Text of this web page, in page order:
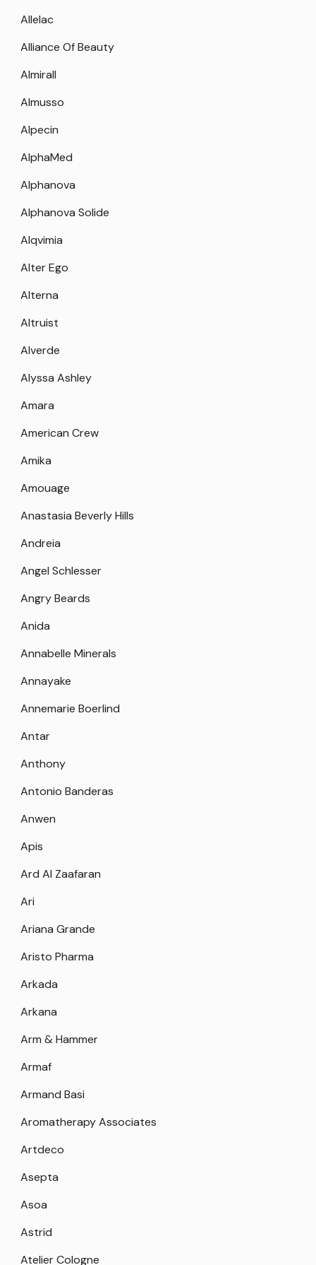
Allelac
Alliance Of Beauty
Almirall
Almusso
Alpecin
AlphaMed
Alphanova
Alphanova Solide
Alqvimia
Alter Ego
Alterna
Altruist
Alverde
Alyssa Ashley
Amara
American Crew
Amika
Amouage
Anastasia Beverly Hills
Andreia
Angel Schlesser
Angry Beards
Anida
Annabelle Minerals
Annayake
Annemarie Boerlind
Antar
Anthony
Antonio Banderas
Anwen
Apis
Ard Al Zaafaran
Ari
Ariana Grande
Aristo Pharma
Arkada
Arkana
Arm & Hammer
Armaf
Armand Basi
Aromatherapy Associates
Artdeco
Asepta
Asoa
Astrid
Atelier Cologne